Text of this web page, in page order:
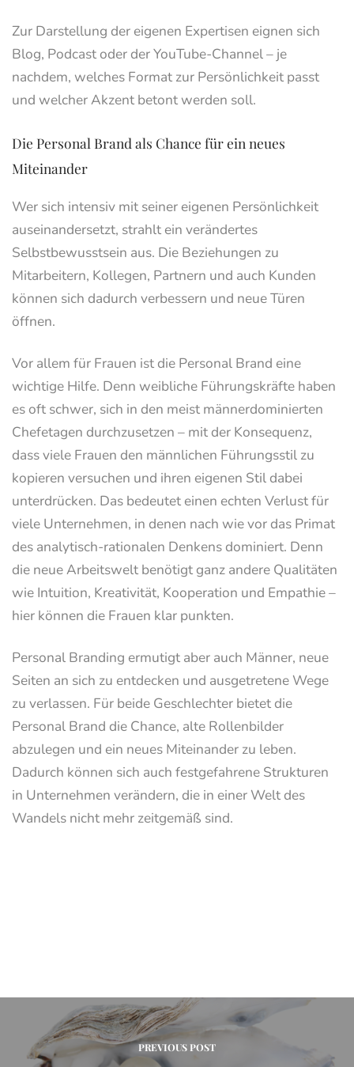
Zur Darstellung der eigenen Expertisen eignen sich
Blog, Podcast oder der YouTube-Channel – je
nachdem, welches Format zur Persönlichkeit passt
und welcher Akzent betont werden soll.
Die Personal Brand als Chance für ein neues
Miteinander
Wer sich intensiv mit seiner eigenen Persönlichkeit
auseinandersetzt, strahlt ein verändertes
Selbstbewusstsein aus. Die Beziehungen zu
Mitarbeitern, Kollegen, Partnern und auch Kunden
können sich dadurch verbessern und neue Türen
öffnen.
Vor allem für Frauen ist die Personal Brand eine
wichtige Hilfe. Denn weibliche Führungskräfte haben
es oft schwer, sich in den meist männerdominierten
Chefetagen durchzusetzen – mit der Konsequenz,
dass viele Frauen den männlichen Führungsstil zu
kopieren versuchen und ihren eigenen Stil dabei
unterdrücken. Das bedeutet einen echten Verlust für
viele Unternehmen, in denen nach wie vor das Primat
des analytisch-rationalen Denkens dominiert. Denn
die neue Arbeitswelt benötigt ganz andere Qualitäten
wie Intuition, Kreativität, Kooperation und Empathie –
hier können die Frauen klar punkten.
Personal Branding ermutigt aber auch Männer, neue
Seiten an sich zu entdecken und ausgetretene Wege
zu verlassen. Für beide Geschlechter bietet die
Personal Brand die Chance, alte Rollenbilder
abzulegen und ein neues Miteinander zu leben.
Dadurch können sich auch festgefahrene Strukturen
in Unternehmen verändern, die in einer Welt des
Wandels nicht mehr zeitgemäß sind.
PREVIOUS POST